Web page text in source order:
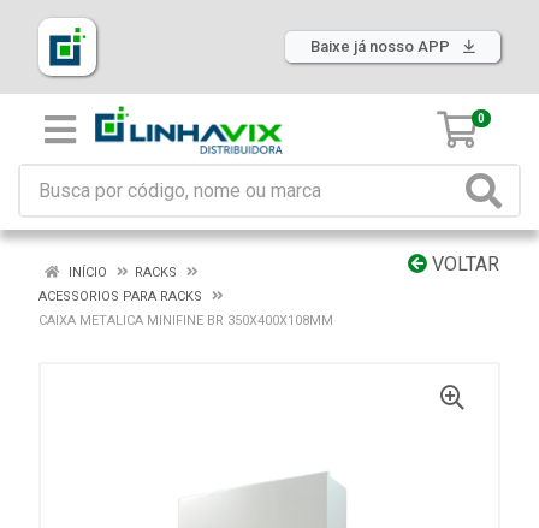
Baixe já nosso APP
0
VOLTAR
INÍCIO
RACKS
ACESSORIOS PARA RACKS
CAIXA METALICA MINIFINE BR 350X400X108MM